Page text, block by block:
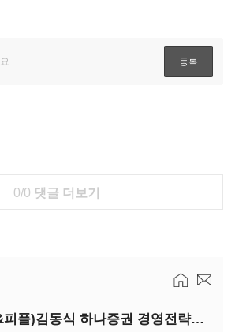
0/0 댓글 더보기
[IB토마토](IB&피플)김동식 하나증권 경영전략본부장